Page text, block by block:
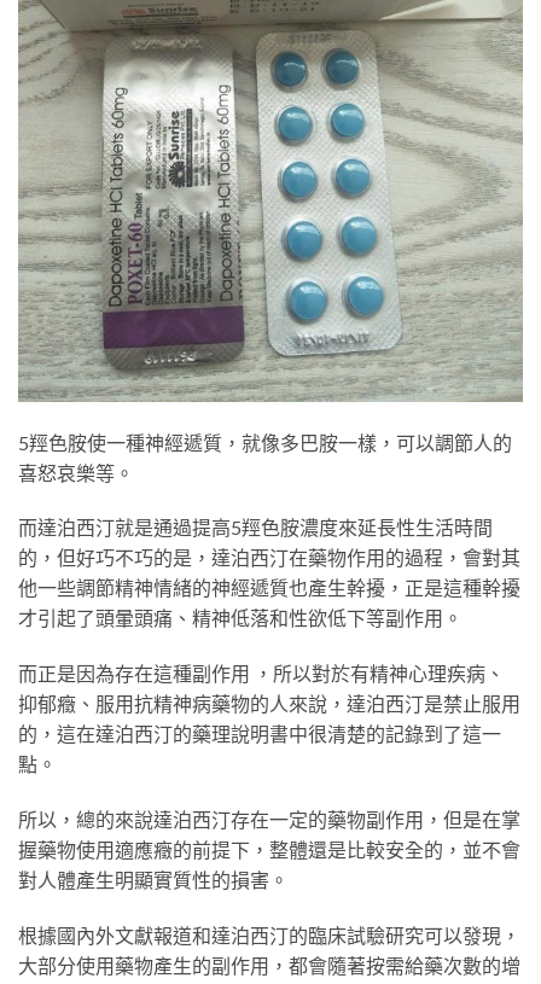
5羥色胺使一種神經遞質，就像多巴胺一樣，可以調節人的
喜怒哀樂等。
而達泊西汀就是通過提高5羥色胺濃度來延長性生活時間
的，但好巧不巧的是，達泊西汀在藥物作用的過程，會對其
他一些調節精神情緒的神經遞質也產生幹擾，正是這種幹擾
才引起了頭暈頭痛、精神低落和性欲低下等副作用。
而正是因為存在這種副作用 ，所以對於有精神心理疾病、
抑郁癥、服用抗精神病藥物的人來說，達泊西汀是禁止服用
的，這在達泊西汀的藥理說明書中很清楚的記錄到了這一
點。
所以，總的來說達泊西汀存在一定的藥物副作用，但是在掌
握藥物使用適應癥的前提下，整體還是比較安全的，並不會
對人體產生明顯實質性的損害。
根據國內外文獻報道和達泊西汀的臨床試驗研究可以發現，
大部分使用藥物產生的副作用，都會隨著按需給藥次數的增